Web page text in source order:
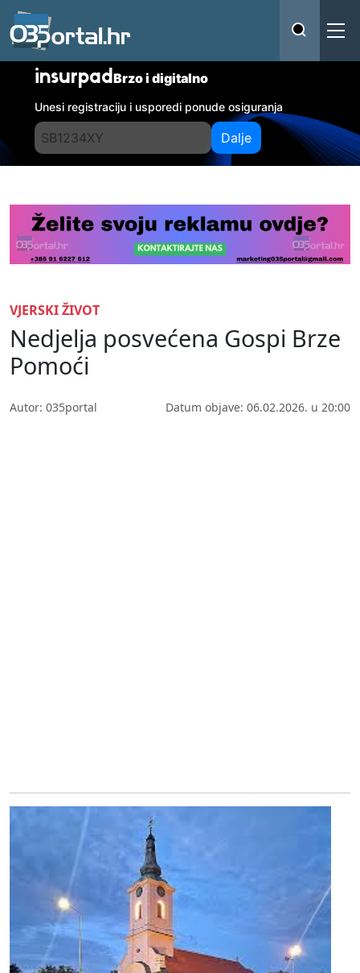
insurpadBrzo i digitalno
Unesi registraciju i usporedi ponude osiguranja
Dalje
VJERSKI ŽIVOT
Nedjelja posvećena Gospi Brze
Pomoći
Autor: 035portal Datum objave: 06.02.2026. u 20:00